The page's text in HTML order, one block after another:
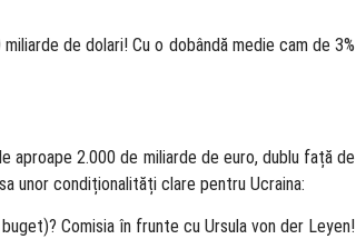
de dolari! Cu o dobândă medie cam de 3%
aproape 2.000 de miliarde de euro, dublu față de
unor condiționalități clare pentru Ucraina:
Comisia în frunte cu Ursula von der Leyen!